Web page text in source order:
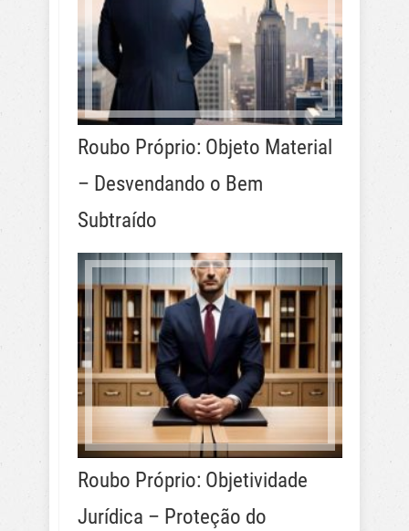
Roubo Próprio: Objeto Material
– Desvendando o Bem
Subtraído
Roubo Próprio: Objetividade
Jurídica – Proteção do